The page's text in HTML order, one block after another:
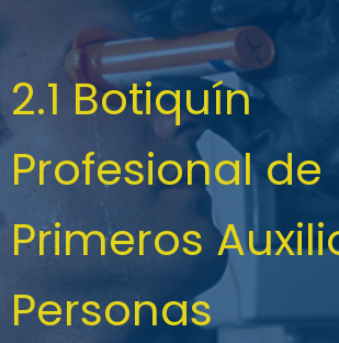
2.1 Botiquín
Profesional de
Primeros
Personas